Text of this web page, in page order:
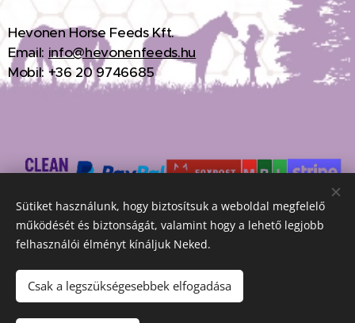
Hevonen Horse Feeds Kft.
Email: info@hevonenfeeds.hu
Mobil: +36 20 9746685
Hevonen Horse Feeds Kft.© 2026 Minden jog fenntartva
Nyelvek
English
Sütiket használunk, hogy biztosítsuk a weboldal megfelelő
működését és biztonságát, valamint hogy a lehető legjobb
felhasználói élményt kínáljuk Neked.
Csak a legszükségesebbek elfogadása